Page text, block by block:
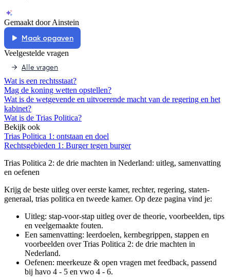
Gemaakt door Ainstein
Maak opgaven
Veelgestelde vragen
Alle vragen
Wat is een rechtsstaat?
Mag de koning wetten opstellen?
Wat is de wetgevende en uitvoerende macht van de regering en het
kabinet?
Wat is de Trias Politica?
Bekijk ook
Trias Politica 1: ontstaan en doel
Rechtsgebieden 1: Burger tegen burger
Trias Politica 2: de drie machten in Nederland: uitleg, samenvatting
en oefenen
Krijg de beste uitleg over eerste kamer, rechter, regering, staten-
generaal, trias politica en tweede kamer. Op deze pagina vind je:
Uitleg: stap-voor-stap uitleg over de theorie, voorbeelden, tips
en veelgemaakte fouten.
Een samenvatting: leerdoelen, kernbegrippen, stappen en
voorbeelden overTrias Politica 2: de drie machten in
Nederland.
Oefenen: meerkeuze & open vragen met feedback, passend
bij havo 4 - 5 en vwo 4 - 6.